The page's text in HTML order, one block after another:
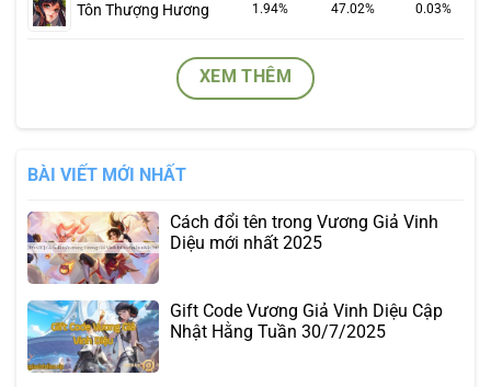
Tôn Thượng Hương 1.94% 47.02% 0.03%
XEM THÊM
BÀI VIẾT MỚI NHẤT
Cách đổi tên trong Vương Giả Vinh
Diệu mới nhất 2025
Gift Code Vương Giả Vinh Diệu Cập
Nhật Hằng Tuần 30/7/2025